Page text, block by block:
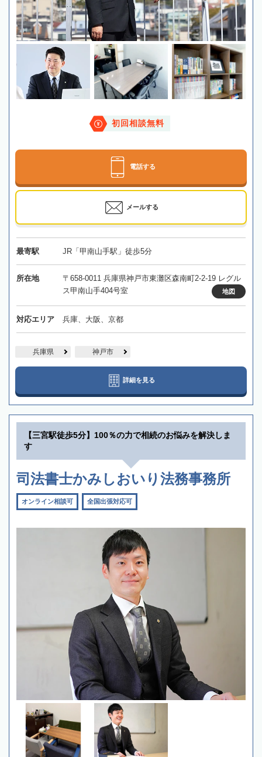
初回相談無料
電話する
メールする
最寄駅 JR「甲南山手駅」徒歩5分
所在地
〒658-0011 兵庫県神戸市東灘区森南町2-2-19 レグル
ス甲南山手404号室
地図
対応エリア 兵庫、大阪、京都
兵庫県 神戸市
詳細を見る
【三宮駅徒歩5分】100％の力で相続のお悩みを解決しま
す
司法書士かみしおいり法務事務所
オンライン相談可 全国出張対応可